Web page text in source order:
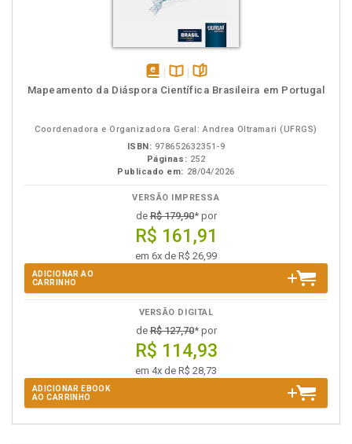
disponívelDisponível
páginas
Mapeamento da Diáspora Científica Brasileira em Portugal
Coordenadora e Organizadora Geral: Andrea Oltramari (UFRGS)
ISBN: 978652632351-9
Páginas: 252
Publicado em: 28/04/2026
VERSÃO IMPRESSA
deR$ 179,90* por
R$ 161,91
em 6x de R$ 26,99
ADICIONAR AO
CARRINHO
VERSÃO DIGITAL
deR$ 127,70* por
R$ 114,93
em 4x de R$ 28,73
ADICIONAR EBOOK
AO CARRINHO